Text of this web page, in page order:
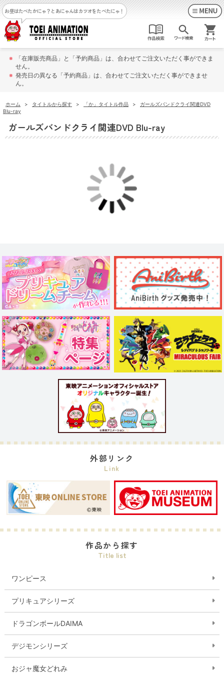
お昼はたべたかにゃ？ とあにゃんはカツオをたべたにゃ！
※
「在庫販売商品」と「予約商品」は、合わせてご注文いただく事ができま
せん。
※ 発売日の異なる「予約商品」は、合わせてご注文いただく事ができませ
ん。
ホーム > タイトルから探す > 「か」タイトル作品 >
ガールズバンドクライ関連DVD
Blu-ray
ガールズバンドクライ関連DVD Blu-ray
外部リンク
Link
作品から探す
Title list
ワンピース
プリキュアシリーズ
ドラゴンボールDAIMA
デジモンシリーズ
おジャ魔女どれみ